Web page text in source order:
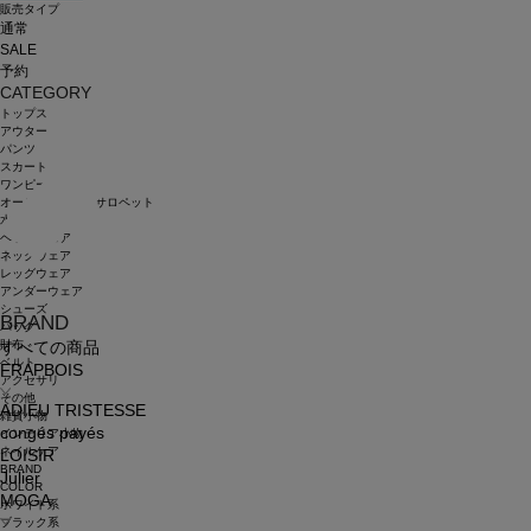
BRAND
すべての商品
FRAPBOIS
ADIEU TRISTESSE
congés payés
LOISIR
Julier
MOGA
販売タイプ
通常
SALE
予約
CATEGORY
トップス
アウター
パンツ
スカート
ワンピース
オールインワン・サロペット
水着
ヘッドウェア
ネックウェア
レッグウェア
アンダーウェア
シューズ
バッグ
財布
ベルト
アクセサリ
その他
雑貨小物
インテリア小物
ネイルケア
BRAND
COLOR
ホワイト系
ブラック系